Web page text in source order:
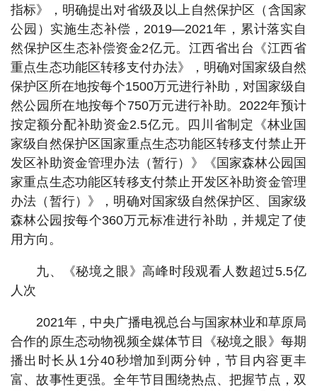
指标》，明确提出对省级及以上自然保护区（含国家
公园）实施生态补偿，2019—2021年，累计落实自
然保护区生态补偿资金2亿元。江西省出台《江西省
重点生态功能区转移支付办法》，明确对国家级自然
保护区所在地按每个1500万元进行补助，对国家级自
然公园所在地按每个750万元进行补助。2022年预计
按定额分配补助资金2.5亿元。四川省制定《林业国
家级自然保护区国家重点生态功能区转移支付禁止开
发区补助资金管理办法（暂行）》《国家森林公园国
家重点生态功能区转移支付禁止开发区补助资金管理
办法（暂行）》，明确对国家级自然保护区、国家级
森林公园按每个360万元标准进行补助，并规定了使
用方向。
九、《秘境之眼》高峰时段观看人数超过5.5亿
人次
2021年，中央广播电视总台与国家林业和草原局
合作的原生态动物视频全媒体节目《秘境之眼》每期
播出时长从1分40秒增加到两分钟，节目内容更丰
富、故事性更强。全年节目围绕热点、把握节点，双